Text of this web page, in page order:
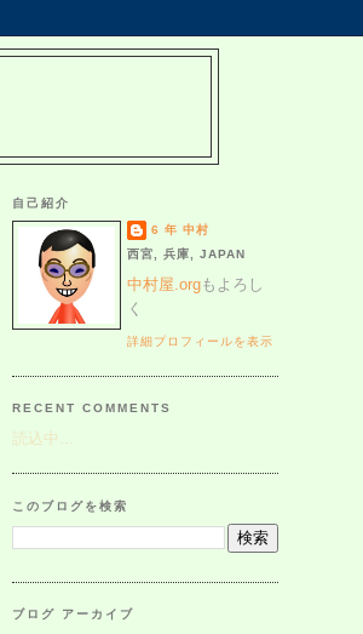
自己紹介
6 年 中村
西宮, 兵庫, JAPAN
中村屋.orgもよろし
く
詳細プロフィールを表示
RECENT COMMENTS
読込中...
このブログを検索
ブログ アーカイブ